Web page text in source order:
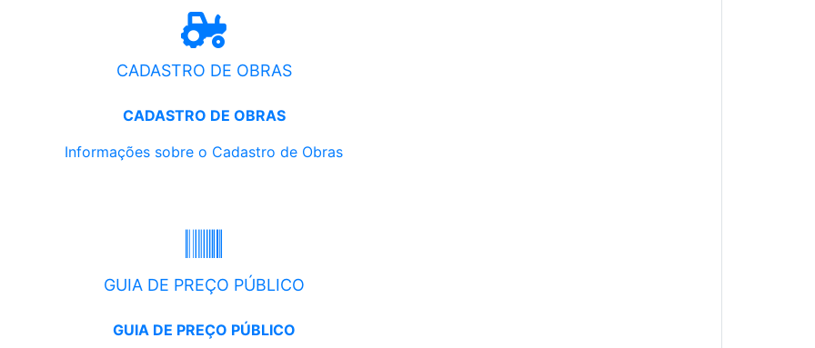
CADASTRO DE OBRAS
CADASTRO DE OBRAS
Informações sobre o Cadastro de Obras
GUIA DE PREÇO PÚBLICO
GUIA DE PREÇO PÚBLICO